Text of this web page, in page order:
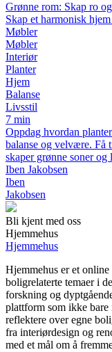
Grønne rom: Skap ro
Skap et harmonisk
Møbler
Møbler
Interiør
Planter
Hjem
Balanse
Livsstil
7 min
Oppdag hvordan
balanse og velvære. Få
skaper grønne soner
Iben Jakobsen
Iben
Jakobsen
Bli kjent med oss
Hjemmehus
Hjemmehus
Hjemmehus er et
boligrelaterte temaer i
forskning og
plattform som ikke bare
reflektere over egne
fra interiørdesign og
med et mål om å